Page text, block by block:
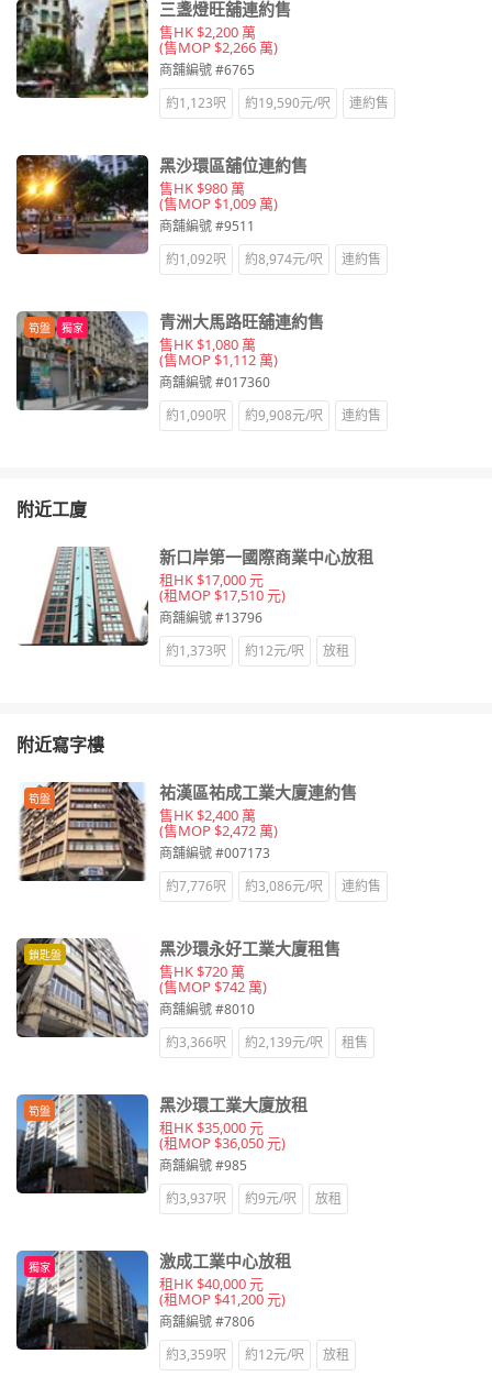
三盞燈旺舖連約售
售HK $2,200 萬
(售MOP $2,266 萬)
商舖編號 #6765
約1,123呎
約19,590元/呎 連約售
黑沙環區舖位連約售
售HK $980 萬
(售MOP $1,009 萬)
商舖編號 #9511
約1,092呎
約8,974元/呎 連約售
筍盤 獨家 青洲大馬路旺舖連約售
售HK $1,080 萬
(售MOP $1,112 萬)
商舖編號 #017360
約1,090呎
約9,908元/呎 連約售
附近工廈
新口岸第一國際商業中心放租
租HK $17,000 元
(租MOP $17,510 元)
商舖編號 #13796
約1,373呎
約12元/呎 放租
附近寫字樓
筍盤 祐漢區祐成工業大廈連約售
售HK $2,400 萬
(售MOP $2,472 萬)
商舖編號 #007173
約7,776呎
約3,086元/呎 連約售
鎖匙盤 黑沙環永好工業大廈租售
售HK $720 萬
(售MOP $742 萬)
商舖編號 #8010
約3,366呎
約2,139元/呎 租售
筍盤 黑沙環工業大廈放租
租HK $35,000 元
(租MOP $36,050 元)
商舖編號 #985
約3,937呎
約9元/呎 放租
獨家 激成工業中心放租
租HK $40,000 元
(租MOP $41,200 元)
商舖編號 #7806
約3,359呎
約12元/呎 放租